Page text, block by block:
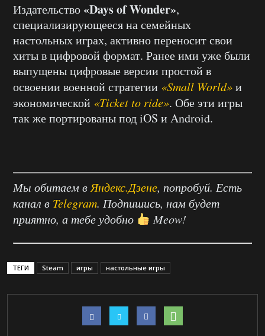
Издательство«Days of Wonder»,
специализирующееся на семейных
настольных играх, активно переносит свои
хиты в цифровой формат. Ранее ими уже были
выпущены цифровые версии простой в
освоении военной стратегии «Small World»и
экономической «Ticket to ride». Обе эти игры
так же портированы под iOS и Android.
Мы обитаем в Яндекс.Дзене, попробуй. Есть
канал в Telegram. Подпишись, нам будет
приятно, а тебе удобно
Meow!
ТЕГИ Steam игры настольные игры